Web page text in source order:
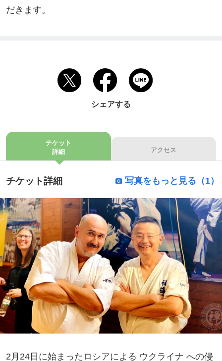
だきます。
シェアする
チケット
詳細
アクセス
チケット詳細 写真をもっと見る（1）
2月24日に始まったロシアによる ウクライナ への侵